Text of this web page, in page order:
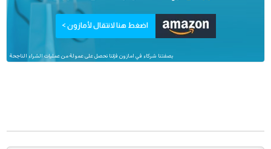
اضغط هنا لانتقال لأمازون >
بصفتنا شركاء في امازون فإننا نحصل على عمولة من عمليات الشراء الناجحة